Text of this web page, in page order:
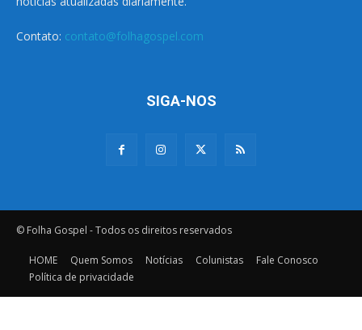
Contato: contato@folhagospel.com
SIGA-NOS
© Folha Gospel - Todos os direitos reservados
HOME Quem Somos Notícias Colunistas
Fale Conosco
Política de privacidade